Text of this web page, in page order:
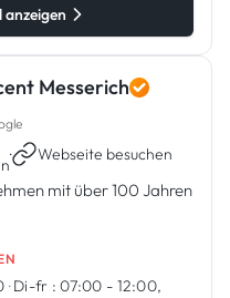
anzeigen
Messerich
· Webseite besuchen
mit über 100 Jahren
·Di-fr : 07:00 - 12:00,